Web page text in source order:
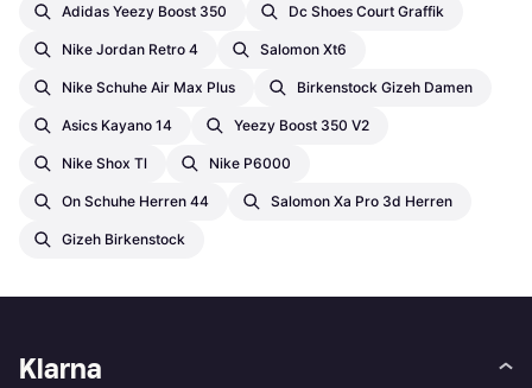
Adidas Yeezy Boost 350 Dc Shoes Court Graffik
Nike Jordan Retro 4 Salomon Xt6
Nike Schuhe Air Max Plus Birkenstock Gizeh Damen
Asics Kayano 14 Yeezy Boost 350 V2
Nike Shox Tl Nike P6000
On Schuhe Herren 44 Salomon Xa Pro 3d Herren
Gizeh Birkenstock
Klarna